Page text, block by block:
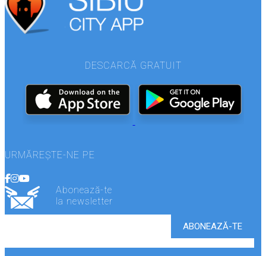
DESCARCĂ GRATUIT
URMĂREȘTE-NE PE
Abonează-te
la newsletter